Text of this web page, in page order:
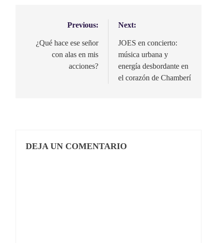
Navegación
de
Previous:
¿Qué hace ese señor
con alas en mis
acciones?
Next:
JOES en concierto:
música urbana y
energía desbordante en
el corazón de Chamberí
DEJA UN COMENTARIO